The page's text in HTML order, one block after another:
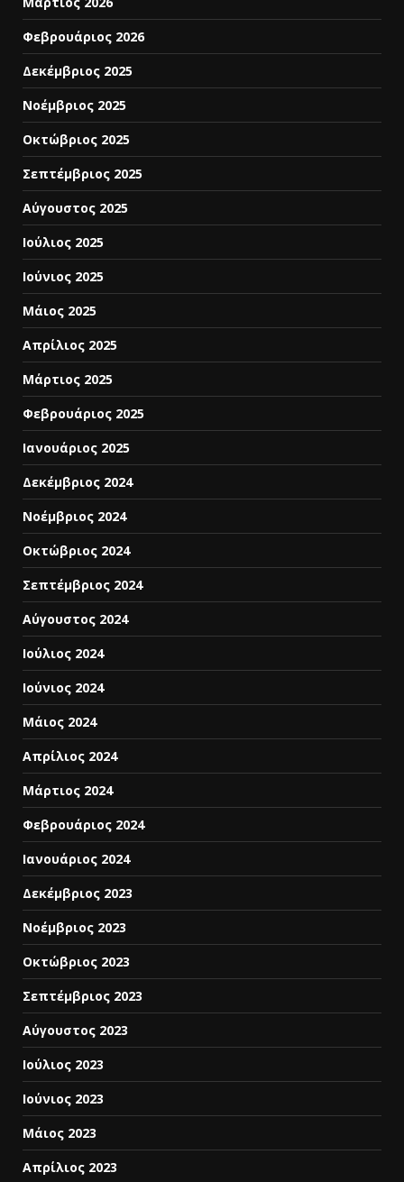
Φεβρουάριος 2026
Δεκέμβριος 2025
Νοέμβριος 2025
Οκτώβριος 2025
Σεπτέμβριος 2025
Αύγουστος 2025
Ιούλιος 2025
Ιούνιος 2025
Μάιος 2025
Απρίλιος 2025
Μάρτιος 2025
Φεβρουάριος 2025
Ιανουάριος 2025
Δεκέμβριος 2024
Νοέμβριος 2024
Οκτώβριος 2024
Σεπτέμβριος 2024
Αύγουστος 2024
Ιούλιος 2024
Ιούνιος 2024
Μάιος 2024
Απρίλιος 2024
Μάρτιος 2024
Φεβρουάριος 2024
Ιανουάριος 2024
Δεκέμβριος 2023
Νοέμβριος 2023
Οκτώβριος 2023
Σεπτέμβριος 2023
Αύγουστος 2023
Ιούλιος 2023
Ιούνιος 2023
Μάιος 2023
Απρίλιος 2023